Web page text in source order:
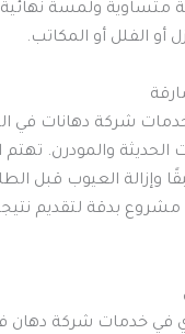
متساوية ولمسة نهائية
أو الفلل أو المكاتب.
شركة دهانات في
الحديثة والمودرن.
وإزالة العيوب قبل
بدقة لتقديم
في خدمات شركة دهان